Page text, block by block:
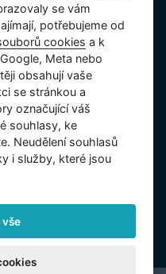
soudu v Praze,
DIČ CZ26150808.
se vám
potřebujeme od
cookies a k
Meta nebo
obsahují vaše
se stránkou a
označující váš
souhlasy, ke
Neudělení souhlasů
i služby, které jsou
vše